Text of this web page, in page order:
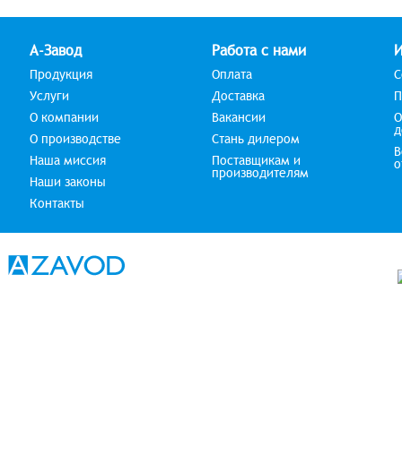
А-Завод
Продукция
Услуги
О компании
О производстве
Наша миссия
Наши законы
Контакты
Работа с нами
Оплата
Доставка
Вакансии
Стань дилером
Поставщикам и
производителям